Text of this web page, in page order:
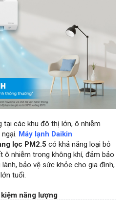
tại các khu đô thị lớn, ô nhiễm
Máy lạnh Daikin
lọc PM2.5 có khả năng loại bỏ
ô nhiễm trong không khí, đảm bảo
bảo vệ sức khỏe cho gia đình,
tuổi.
năng lượng